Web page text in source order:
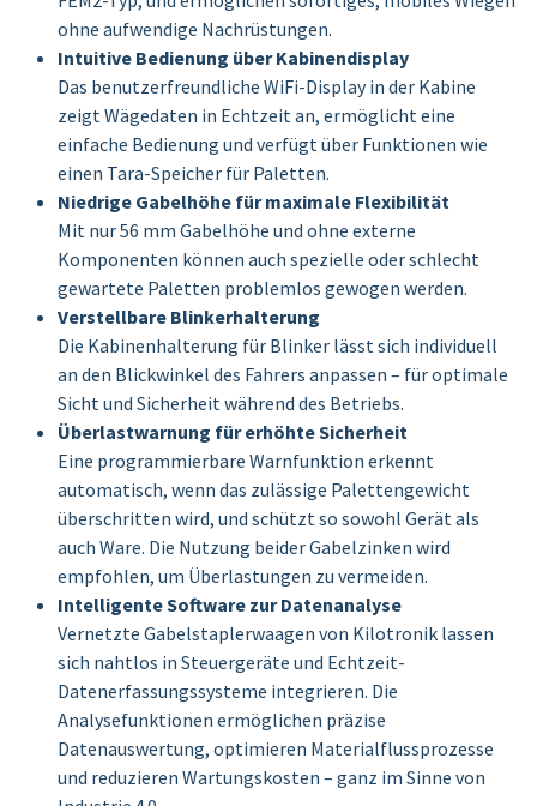
ohne aufwendige Nachrüstungen.
Intuitive Bedienung über Kabinendisplay
Das benutzerfreundliche WiFi-Display in der Kabine
zeigt Wägedaten in Echtzeit an, ermöglicht eine
einfache Bedienung und verfügt über Funktionen wie
einen Tara-Speicher für Paletten.
Niedrige Gabelhöhe für maximale Flexibilität
Mit nur 56 mm Gabelhöhe und ohne externe
Komponenten können auch spezielle oder schlecht
gewartete Paletten problemlos gewogen werden.
Verstellbare Blinkerhalterung
Die Kabinenhalterung für Blinker lässt sich individuell
an den Blickwinkel des Fahrers anpassen – für optimale
Sicht und Sicherheit während des Betriebs.
Überlastwarnung für erhöhte Sicherheit
Eine programmierbare Warnfunktion erkennt
automatisch, wenn das zulässige Palettengewicht
überschritten wird, und schützt so sowohl Gerät als
auch Ware. Die Nutzung beider Gabelzinken wird
empfohlen, um Überlastungen zu vermeiden.
Intelligente Software zur Datenanalyse
Vernetzte Gabelstaplerwaagen von Kilotronik lassen
sich nahtlos in Steuergeräte und Echtzeit-
Datenerfassungssysteme integrieren. Die
Analysefunktionen ermöglichen präzise
Datenauswertung, optimieren Materialflussprozesse
und reduzieren Wartungskosten – ganz im Sinne von